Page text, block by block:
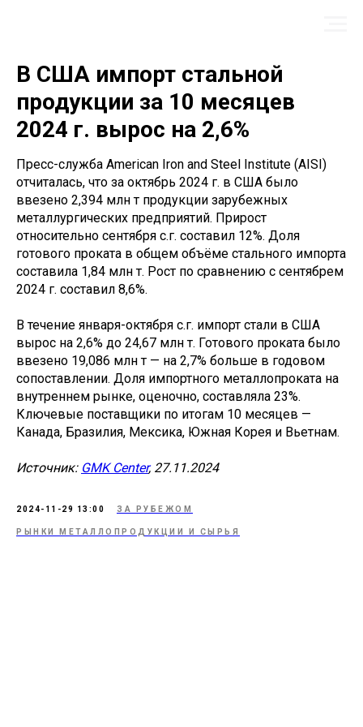
В США импорт стальной
продукции за 10 месяцев
2024 г. вырос на 2,6%
Пресс-служба American Iron and Steel Institute (AISI)
отчиталась, что за октябрь 2024 г. в США было
ввезено 2,394 млн т продукции зарубежных
металлургических предприятий. Прирост
относительно сентября с.г. составил 12%. Доля
готового проката в общем объёме стального импорта
составила 1,84 млн т. Рост по сравнению с сентябрем
2024 г. составил 8,6%.
В течение января-октября с.г. импорт стали в США
вырос на 2,6% до 24,67 млн т. Готового проката было
ввезено 19,086 млн т — на 2,7% больше в годовом
сопоставлении. Доля импортного металлопроката на
внутреннем рынке, оценочно, составляла 23%.
Ключевые поставщики по итогам 10 месяцев —
Канада, Бразилия, Мексика, Южная Корея и Вьетнам.
Источник: GMK Center, 27.11.2024
2024-11-29 13:00 ЗА РУБЕЖОМ
РЫНКИ МЕТАЛЛОПРОДУКЦИИ И СЫРЬЯ